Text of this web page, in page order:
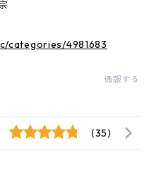
categories/4981683
通報する
(35)